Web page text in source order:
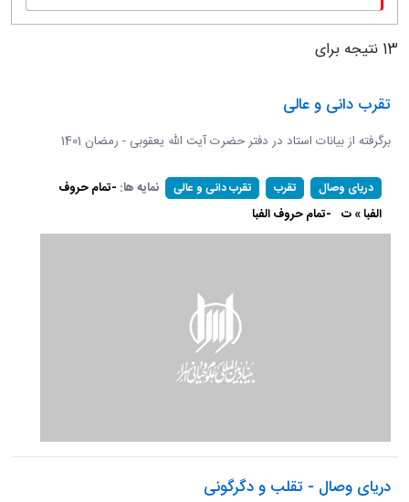
13 نتیجه برای
تقرب دانی و عالی
برگرفته از بیانات استاد در دفتر حضرت آیت الله یعقوبی - رمضان 1401
دریای وصال تقرب تقرب دانی و عالی نمایه ها: -تمام حروف
الفبا » ت -تمام حروف الفبا
دریای وصال - تقلب و دگرگونی